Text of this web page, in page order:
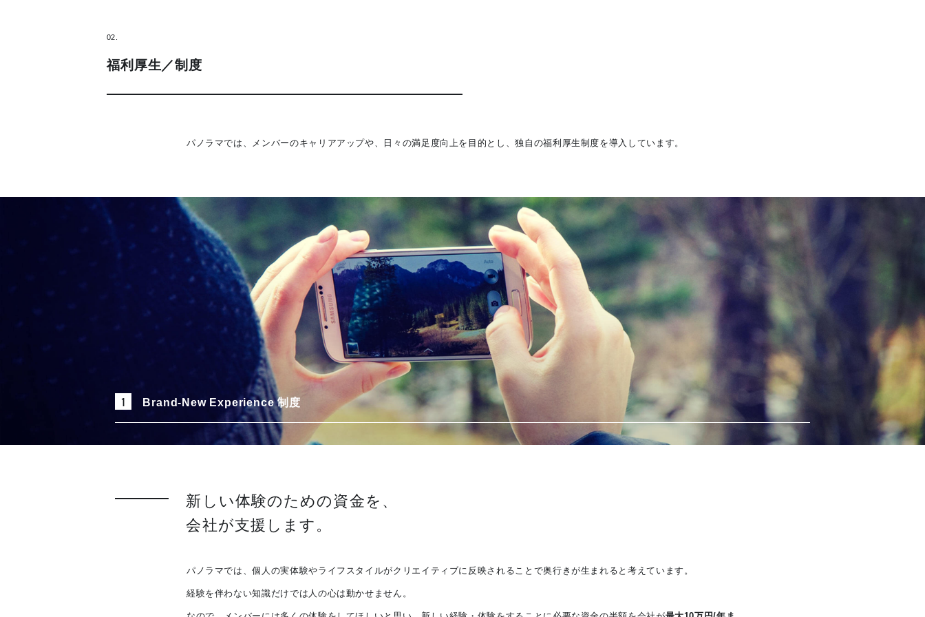
02.
福利厚生／制度
パノラマでは、メンバーのキャリアアップや、日々の満足度向上を目的とし、独自の福利厚生制度を導入しています。
1 Brand-New Experience 制度
新しい体験のための資金を、
会社が支援します。
パノラマでは、個人の実体験やライフスタイルがクリエイティブに反映されることで奥行きが生まれると考えています。
経験を伴わない知識だけでは人の心は動かせません。